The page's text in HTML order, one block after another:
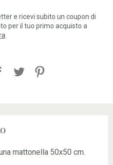
e ricevi subito un coupon di
per il tuo primo acquisto a
mattonella 50x50 cm.